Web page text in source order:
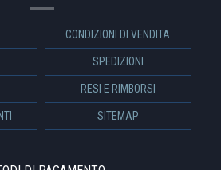
CONDIZIONI DI VENDITA
SPEDIZIONI
RESI E RIMBORSI
SITEMAP